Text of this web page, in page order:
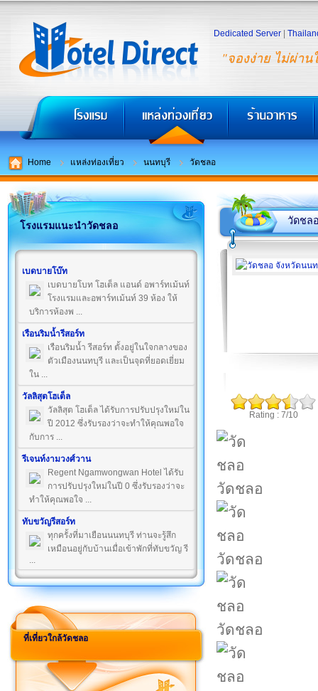
"จองง่าย ไม่ผ่าน
Dedicated Server
Home แหล่งท่องเที่ยว นนทบุรี วัดชลอ
โรงแรมแนะนำวัดชลอ
เบดบายโบ๊ท
เบดบายโบท โฮเต็ล แอนด์ อพาร์ทเม้นท์
โรงแรมและอพาร์ทเม้นท์ 39 ห้อง ให้
บริการห้องพ ...
เรือนริมน้ำรีสอร์ท
เรือนริมน้ำ รีสอร์ท ตั้งอยู่ในใจกลางของ
ตัวเมืองนนทบุรี และเป็นจุดที่ยอดเยี่ยม
ใน ...
วัลลิสุตโฮเต็ล
วัลลิสุต โฮเต็ล ได้รับการปรับปรุงใหม่ใน
ปี 2012 ซึ่งรับรองว่าจะทำให้คุณพอใจ
กับการ ...
รีเจนท์งามวงศ์วาน
Regent Ngamwongwan Hotel ได้รับ
การปรับปรุงใหม่ในปี 0 ซึ่งรับรองว่าจะ
ทำให้คุณพอใจ ...
ทับขวัญรีสอร์ท
ทุกครั้งที่มาเยือนนนทบุรี ท่านจะรู้สึก
เหมือนอยู่กับบ้านเมื่อเข้าพักที่ทับขวัญ รี
...
ที่เที่ยวใกล้วัดชลอ
วัดชล
Rating : 7/10
วัดชลอ
วัดชลอ
วัดชลอ